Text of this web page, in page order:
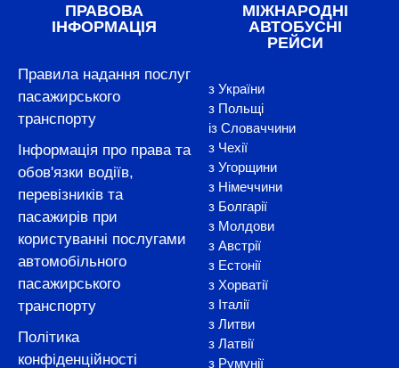
ПРАВОВА
ІНФОРМАЦІЯ
Правила надання послуг
пасажирського
транспорту
Інформація про права та
обов'язки водіїв,
перевізників та
пасажирів при
користуванні послугами
автомобільного
пасажирського
транспорту
Політика
конфіденційності
МІЖНАРОДНІ
АВТОБУСНІ
РЕЙСИ
з України
з Польщі
із Словаччини
з Чехії
з Угорщини
з Німеччини
з Болгарії
з Молдови
з Австрії
з Естонії
з Хорватії
з Італії
з Литви
з Латвії
з Румунії